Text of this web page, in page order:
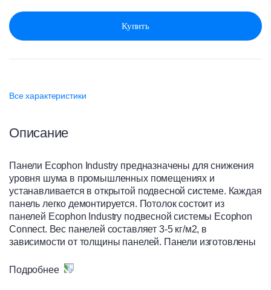
Купить
Все характеристики
Описание
Панели Ecophon Industry предназначены для снижения
уровня шума в промышленных помещениях и
устанавливается в открытой подвесной системе. Каждая
панель легко демонтируется. Потолок состоит из
панелей Ecophon Industry подвесной системы Ecophon
Connect. Вес панелей составляет 3-5 кг/м2, в
зависимости от толщины панелей. Панели изготовлены
покрыта окрашенной стеклотканью или окрашена.
Подробнее